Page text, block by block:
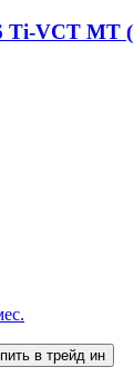
Ti-VCT MT
в трейд ин